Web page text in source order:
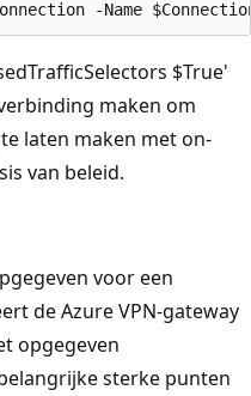
$True'
maken om
laten maken met on-
van beleid.
voor een
de Azure VPN-gateway
opgegeven
sterke punten